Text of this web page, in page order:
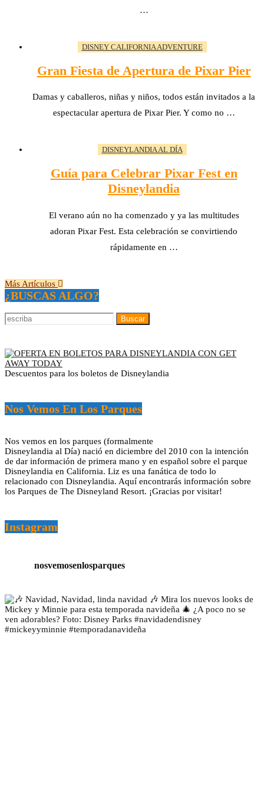
…
DISNEY CALIFORNIA ADVENTURE
Gran Fiesta de Apertura de Pixar Pier
Damas y caballeros, niñas y niños, todos están invitados a la
espectacular apertura de Pixar Pier. Y como no …
DISNEYLANDIA AL DÍA
Guía para Celebrar Pixar Fest en
Disneylandia
El verano aún no ha comenzado y ya las multitudes
adoran Pixar Fest. Esta celebración se convirtiendo
rápidamente en …
Más Artículos
¿BUSCAS ALGO?
Descuentos para los boletos de Disneylandia
Nos Vemos En Los Parques
Nos vemos en los parques (formalmente
Disneylandia al Día) nació en diciembre del 2010 con la intención
de dar información de primera mano y en español sobre el parque
Disneylandia en California. Liz es una fanática de todo lo
relacionado con Disneylandia. Aquí encontrarás información sobre
los Parques de The Disneyland Resort. ¡Gracias por visitar!
Instagram
nosvemosenlosparques